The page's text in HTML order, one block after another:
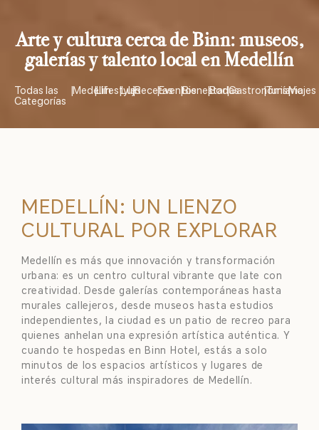
Arte y cultura cerca de Binn: museos,
galerías y talento local en Medellín
Todas las
Categorías
|Medellín
|Lifestyle
|Lujo
|Recetas
|Eventos
|Bienestar
|Bodas
|Gastronomía
|Turismo
|Viajes
MEDELLÍN: UN LIENZO
CULTURAL POR EXPLORAR
Medellín es más que innovación y transformación
urbana: es un centro cultural vibrante que late con
creatividad. Desde galerías contemporáneas hasta
murales callejeros, desde museos hasta estudios
independientes, la ciudad es un patio de recreo para
quienes anhelan una expresión artística auténtica. Y
cuando te hospedas en Binn Hotel, estás a solo
minutos de los espacios artísticos y lugares de
interés cultural más inspiradores de Medellín.